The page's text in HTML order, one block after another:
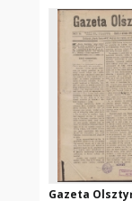
Gazeta